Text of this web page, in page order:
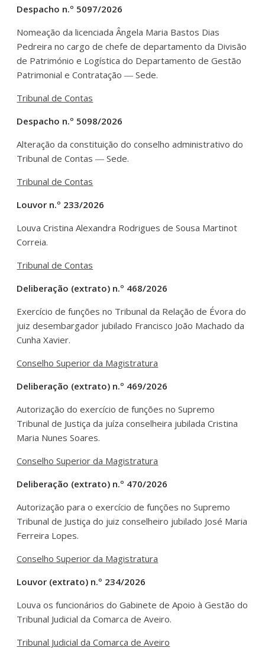
Despacho n.º 5097/2026
Nomeação da licenciada Ângela Maria Bastos Dias
Pedreira no cargo de chefe de departamento da Divisão
de Património e Logística do Departamento de Gestão
Patrimonial e Contratação ― Sede.
Tribunal de Contas
Despacho n.º 5098/2026
Alteração da constituição do conselho administrativo do
Tribunal de Contas ― Sede.
Tribunal de Contas
Louvor n.º 233/2026
Louva Cristina Alexandra Rodrigues de Sousa Martinot
Correia.
Tribunal de Contas
Deliberação (extrato) n.º 468/2026
Exercício de funções no Tribunal da Relação de Évora do
juiz desembargador jubilado Francisco João Machado da
Cunha Xavier.
Conselho Superior da Magistratura
Deliberação (extrato) n.º 469/2026
Autorização do exercício de funções no Supremo
Tribunal de Justiça da juíza conselheira jubilada Cristina
Maria Nunes Soares.
Conselho Superior da Magistratura
Deliberação (extrato) n.º 470/2026
Autorização para o exercício de funções no Supremo
Tribunal de Justiça do juiz conselheiro jubilado José Maria
Ferreira Lopes.
Conselho Superior da Magistratura
Louvor (extrato) n.º 234/2026
Louva os funcionários do Gabinete de Apoio à Gestão do
Tribunal Judicial da Comarca de Aveiro.
Tribunal Judicial da Comarca de Aveiro